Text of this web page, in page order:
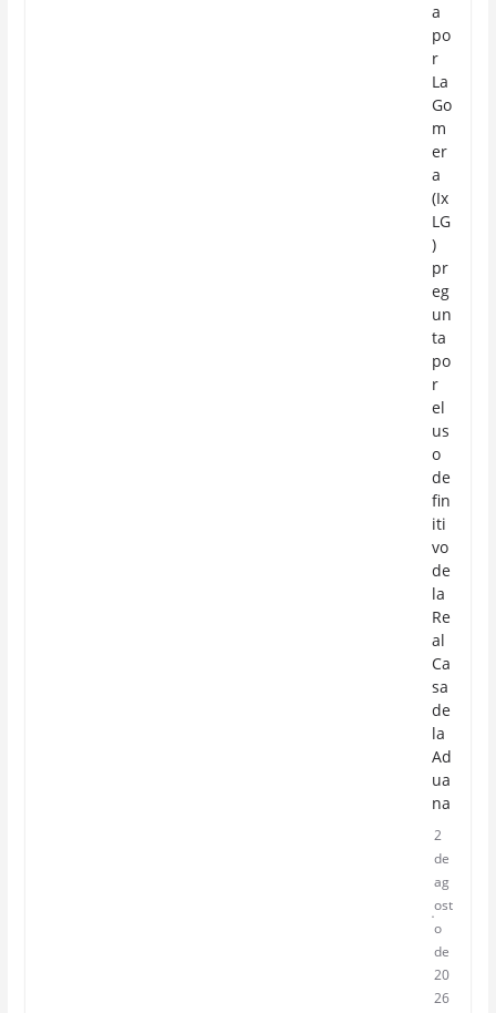
a
po
r
La
Go
m
er
a
(Ix
LG
)
pr
eg
un
ta
po
r
el
us
o
de
fin
iti
vo
de
la
Re
al
Ca
sa
de
la
Ad
ua
na
2
de
ag
ost
o
de
20
26